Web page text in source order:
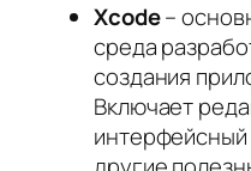
Xcode–
среда
создания
Включает